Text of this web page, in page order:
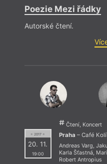
Poezie Mezi řádky
Autorské čtení.
= 2017 =
20. 11.
19:00
Čtení, Koncert
Praha – Café
Andreas Varg,
Karla Šťastná,
Robert Antropius